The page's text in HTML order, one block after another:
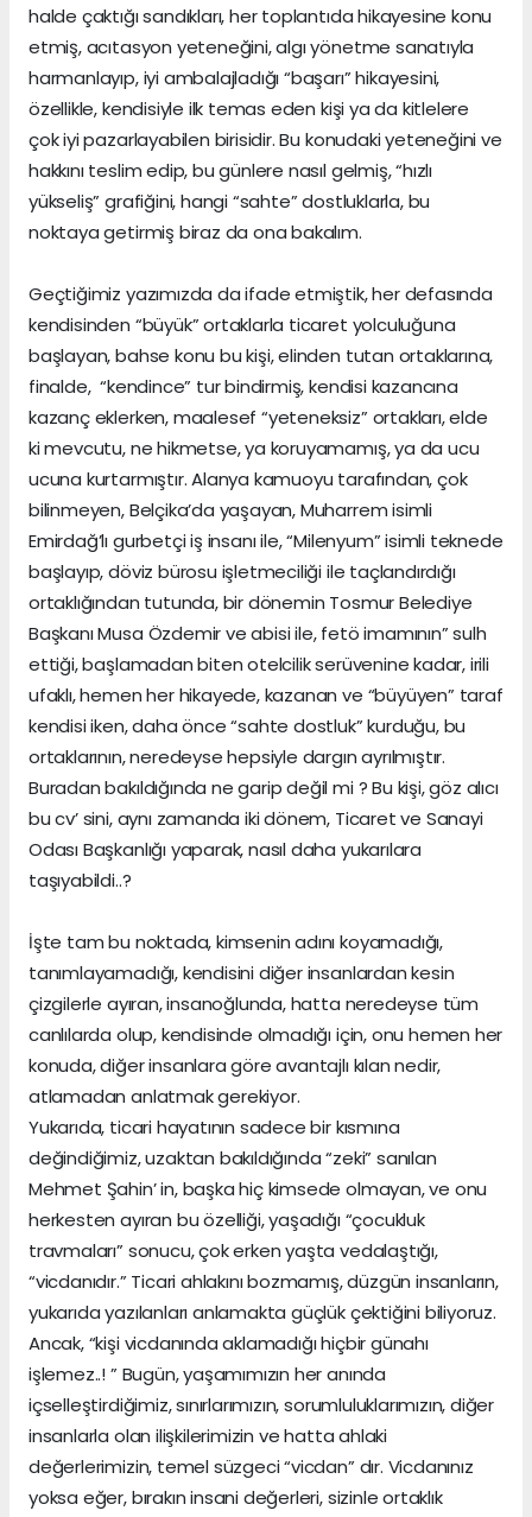
halde çaktığı sandıkları, her toplantıda hikayesine konu
etmiş, acıtasyon yeteneğini, algı yönetme sanatıyla
harmanlayıp, iyi ambalajladığı “başarı” hikayesini,
özellikle, kendisiyle ilk temas eden kişi ya da kitlelere
çok iyi pazarlayabilen birisidir. Bu konudaki yeteneğini ve
hakkını teslim edip, bu günlere nasıl gelmiş, “hızlı
yükseliş” grafiğini, hangi “sahte” dostluklarla, bu
noktaya getirmiş biraz da ona bakalım.
Geçtiğimiz yazımızda da ifade etmiştik, her defasında
kendisinden “büyük” ortaklarla ticaret yolculuğuna
başlayan, bahse konu bu kişi, elinden tutan ortaklarına,
finalde, “kendince” tur bindirmiş, kendisi kazancına
kazanç eklerken, maalesef “yeteneksiz” ortakları, elde
ki mevcutu, ne hikmetse, ya koruyamamış, ya da ucu
ucuna kurtarmıştır. Alanya kamuoyu tarafından, çok
bilinmeyen, Belçika’da yaşayan, Muharrem isimli
Emirdağ’lı gurbetçi iş insanı ile, “Milenyum” isimli teknede
başlayıp, döviz bürosu işletmeciliği ile taçlandırdığı
ortaklığından tutunda, bir dönemin Tosmur Belediye
Başkanı Musa Özdemir ve abisi ile, fetö imamının” sulh
ettiği, başlamadan biten otelcilik serüvenine kadar, irili
ufaklı, hemen her hikayede, kazanan ve “büyüyen” taraf
kendisi iken, daha önce “sahte dostluk” kurduğu, bu
ortaklarının, neredeyse hepsiyle dargın ayrılmıştır.
Buradan bakıldığında ne garip değil mi ? Bu kişi, göz alıcı
bu cv’ sini, aynı zamanda iki dönem, Ticaret ve Sanayi
Odası Başkanlığı yaparak, nasıl daha yukarılara
taşıyabildi..?
İşte tam bu noktada, kimsenin adını koyamadığı,
tanımlayamadığı, kendisini diğer insanlardan kesin
çizgilerle ayıran, insanoğlunda, hatta neredeyse tüm
canlılarda olup, kendisinde olmadığı için, onu hemen her
konuda, diğer insanlara göre avantajlı kılan nedir,
atlamadan anlatmak gerekiyor.
Yukarıda, ticari hayatının sadece bir kısmına
değindiğimiz, uzaktan bakıldığında “zeki” sanılan
Mehmet Şahin’ in, başka hiç kimsede olmayan, ve onu
herkesten ayıran bu özelliği, yaşadığı “çocukluk
travmaları” sonucu, çok erken yaşta vedalaştığı,
“vicdanıdır.” Ticari ahlakını bozmamış, düzgün insanların,
yukarıda yazılanları anlamakta güçlük çektiğini biliyoruz.
Ancak, “kişi vicdanında aklamadığı hiçbir günahı
işlemez..! ” Bugün, yaşamımızın her anında
içselleştirdiğimiz, sınırlarımızın, sorumluluklarımızın, diğer
insanlarla olan ilişkilerimizin ve hatta ahlaki
değerlerimizin, temel süzgeci “vicdan” dır. Vicdanınız
yoksa eğer, bırakın insani değerleri, sizinle ortaklık